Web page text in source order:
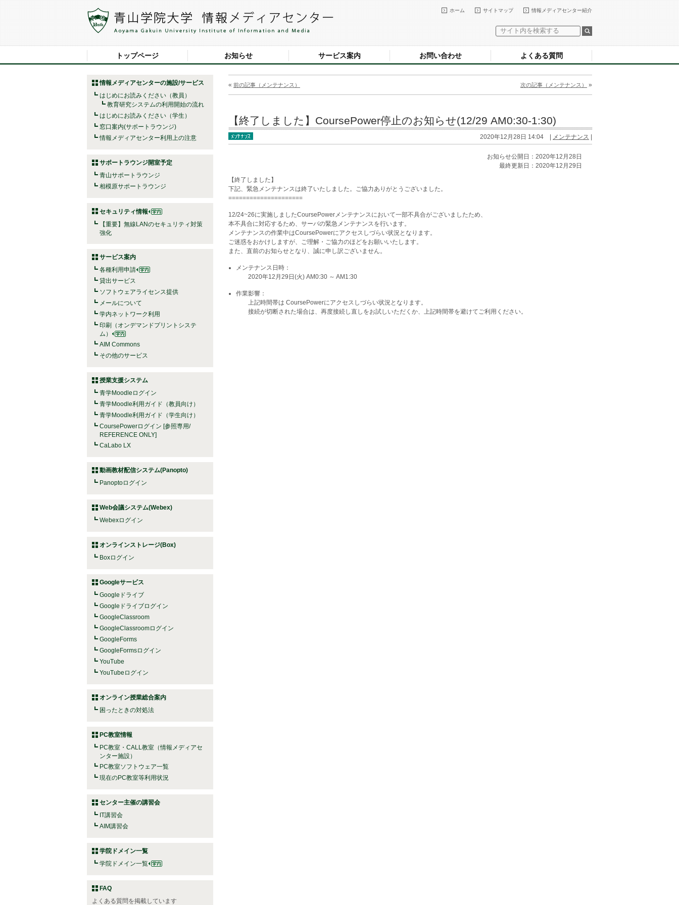
情報メディアセンター紹介
サイトマップ
ホーム
トップページ お知らせ サービス案内 お問い合わせ よくある質問
情報メディアセンターの施設/サービス
はじめにお読みください（教員）
教育研究システムの利用開始の流れ
はじめにお読みください（学生）
窓口案内(サポートラウンジ)
情報メディアセンター利用上の注意
サポートラウンジ開室予定
青山サポートラウンジ
相模原サポートラウンジ
セキュリティ情報
【重要】無線LANのセキュリティ対策
強化
サービス案内
各種利用申請
貸出サービス
ソフトウェアライセンス提供
メールについて
学内ネットワーク利用
印刷（オンデマンドプリントシステ
ム）
AIM Commons
その他のサービス
授業支援システム
青学Moodleログイン
青学Moodle利用ガイド（教員向け）
青学Moodle利用ガイド（学生向け）
CoursePowerログイン [参照専用/
REFERENCE ONLY]
CaLabo LX
動画教材配信システム(Panopto)
Panoptoログイン
Web会議システム(Webex)
Webexログイン
オンラインストレージ(Box)
Boxログイン
Googleサービス
Googleドライブ
Googleドライブログイン
GoogleClassroom
GoogleClassroomログイン
GoogleForms
GoogleFormsログイン
YouTube
YouTubeログイン
オンライン授業総合案内
困ったときの対処法
PC教室情報
PC教室・CALL教室（情報メディアセ
ンター施設）
PC教室ソフトウェア一覧
現在のPC教室等利用状況
センター主催の講習会
IT講習会
AIM講習会
学院ドメイン一覧
学院ドメイン一覧
FAQ
よくある質問を掲載しています
« 前の記事（メンテナンス） 次の記事（メンテナンス） »
【終了しました】CoursePower停止のお知らせ(12/29 AM0:30-1:30)
2020年12月28日 14:04 | メンテナンス
お知らせ公開日：2020年12月28日
最終更新日：2020年12月29日
【終了しました】
下記、緊急メンテナンスは終了いたしました。ご協力ありがとうございました。
=====================
12/24~26に実施しましたCoursePowerメンテナンスにおいて一部不具合がございましたため、
本不具合に対応するため、サーバの緊急メンテナンスを行います。
メンテナンスの作業中はCoursePowerにアクセスしづらい状況となります。
ご迷惑をおかけしますが、ご理解・ご協力のほどをお願いいたします。
また、直前のお知らせとなり、誠に申し訳ございません。
メンテナンス日時：
2020年12月29日(火) AM0:30 ～ AM1:30
作業影響：
上記時間帯は CoursePowerにアクセスしづらい状況となります。
接続が切断された場合は、再度接続し直しをお試しいただくか、上記時間帯を避けてご利用ください。